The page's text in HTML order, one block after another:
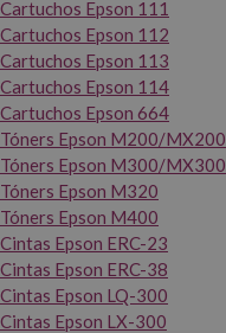
Cartuchos Epson 111
Cartuchos Epson 112
Cartuchos Epson 113
Cartuchos Epson 114
Cartuchos Epson 664
Tóners Epson M200/MX200
Tóners Epson M300/MX300
Tóners Epson M320
Tóners Epson M400
Cintas Epson ERC-23
Cintas Epson ERC-38
Cintas Epson LQ-300
Cintas Epson LX-300